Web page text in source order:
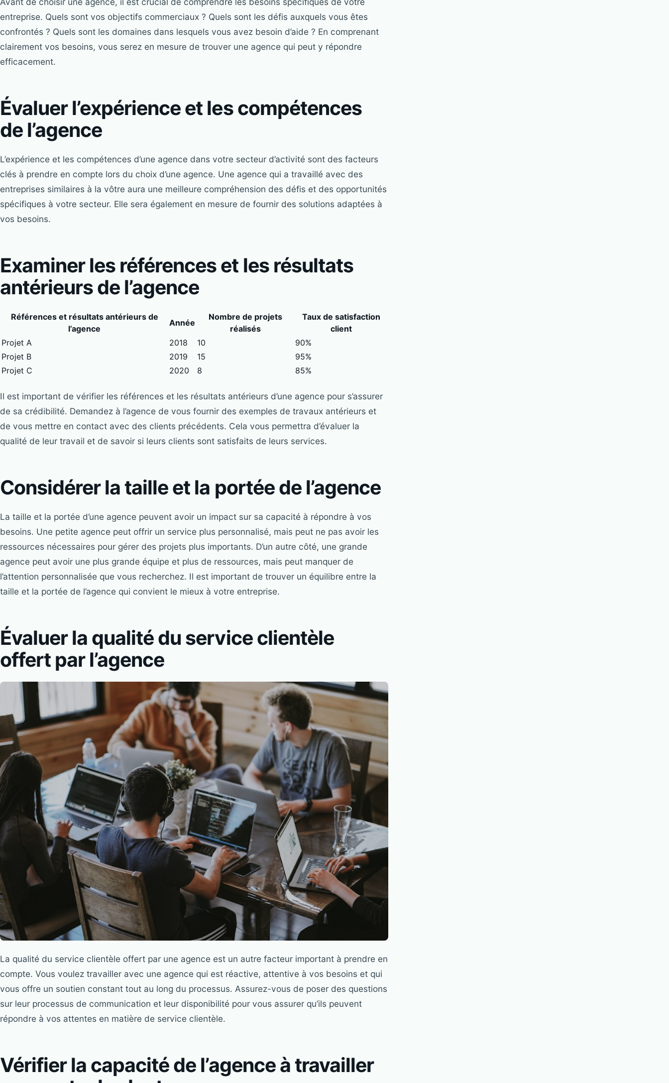
entreprise. Quels sont vos objectifs commerciaux ? Quels sont les défis auxquels vous êtes
confrontés ? Quels sont les domaines dans lesquels vous avez besoin d’aide ? En comprenant
clairement vos besoins, vous serez en mesure de trouver une agence qui peut y répondre
efficacement.
Évaluer l’expérience et les compétences
de l’agence
L’expérience et les compétences d’une agence dans votre secteur d’activité sont des facteurs
clés à prendre en compte lors du choix d’une agence. Une agence qui a travaillé avec des
entreprises similaires à la vôtre aura une meilleure compréhension des défis et des opportunités
spécifiques à votre secteur. Elle sera également en mesure de fournir des solutions adaptées à
vos besoins.
Examiner les références et les résultats
antérieurs de l’agence
Références et résultats antérieurs de
l’agence
Année
Nombre de projets
réalisés
Taux de satisfaction
client
Projet A
2018 10
90%
Projet B
2019 15
95%
Projet C
2020 8 85%
Il est important de vérifier les références et les résultats antérieurs d’une agence pour s’assurer
de sa crédibilité. Demandez à l’agence de vous fournir des exemples de travaux antérieurs et
de vous mettre en contact avec des clients précédents. Cela vous permettra d’évaluer la
qualité de leur travail et de savoir si leurs clients sont satisfaits de leurs services.
Considérer la taille et la portée de l’agence
La taille et la portée d’une agence peuvent avoir un impact sur sa capacité à répondre à vos
besoins. Une petite agence peut offrir un service plus personnalisé, mais peut ne pas avoir les
ressources nécessaires pour gérer des projets plus importants. D’un autre côté, une grande
agence peut avoir une plus grande équipe et plus de ressources, mais peut manquer de
l’attention personnalisée que vous recherchez. Il est important de trouver un équilibre entre la
taille et la portée de l’agence qui convient le mieux à votre entreprise.
Évaluer la qualité du service clientèle
offert par l’agence
La qualité du service clientèle offert par une agence est un autre facteur important à prendre en
compte. Vous voulez travailler avec une agence qui est réactive, attentive à vos besoins et qui
vous offre un soutien constant tout au long du processus. Assurez-vous de poser des questions
sur leur processus de communication et leur disponibilité pour vous assurer qu’ils peuvent
répondre à vos attentes en matière de service clientèle.
Vérifier la capacité de l’agence à travailler